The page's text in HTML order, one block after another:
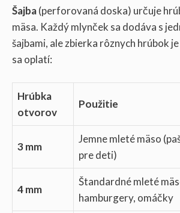
Šajba(perforovaná doska) určuje
mäsa. Každý mlynček sa dodáva s
šajbami, ale zbierka rôznych hrúbok
sa oplatí:
Hrúbka
otvorov
Použitie
3 mm
Jemne mleté mäso
pre deti)
4 mm
Štandardné mleté
hamburgery, omáčky